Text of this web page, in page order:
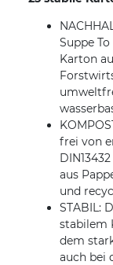
Suppe
Karton
frei von
aus
und
STABIL:
stabilem
dem
auch bei